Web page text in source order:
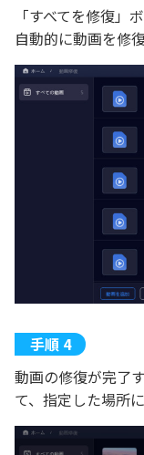
「すべてを修復」
自動的に動画を修復
動画の修復が完了
て、指定した場所